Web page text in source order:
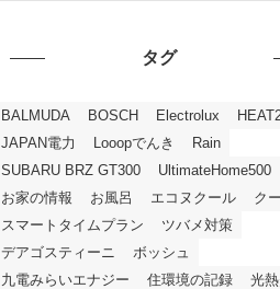
タグ
BALMUDA BOSCH Electrolux
JAPAN電力
Looopでんき
Rain
SUBARU BRZ GT300
UltimateHome500
お家の情報
お風呂 エコヌクール
ク
スマートタイムプラン
ツバメ対策
デアゴスティーニ
ボッシュ
九電みらいエナジー
住環境の記録
光